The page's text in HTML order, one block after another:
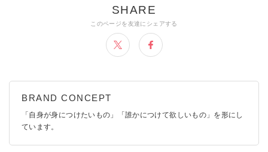
「自身が身につけたいもの」「誰かにつけて欲しいもの」を形にし
ています。